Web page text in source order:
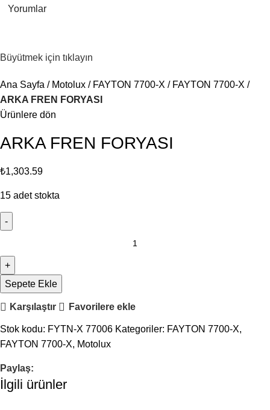
Yorumlar
Büyütmek için tıklayın
Ana Sayfa Motolux FAYTON 7700-X
FAYTON 7700-X
ARKA FREN FORYASI
Ürünlere dön
ARKA FREN FORYASI
₺1,303.59
15 adet stokta
Sepete Ekle
Karşılaştır Favorilere ekle
Stok kodu: FYTN-X 77006 Kategoriler: FAYTON 7700-X,
FAYTON 7700-X, Motolux
Paylaş:
İlgili ürünler